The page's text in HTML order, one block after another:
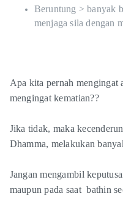
Beruntung > banyak
menjaga sila dengan
Apa kita pernah mengingat
mengingat kematian??
Jika tidak, maka
Dhamma, melakukan
Jangan mengambil
maupun pada saat bathin